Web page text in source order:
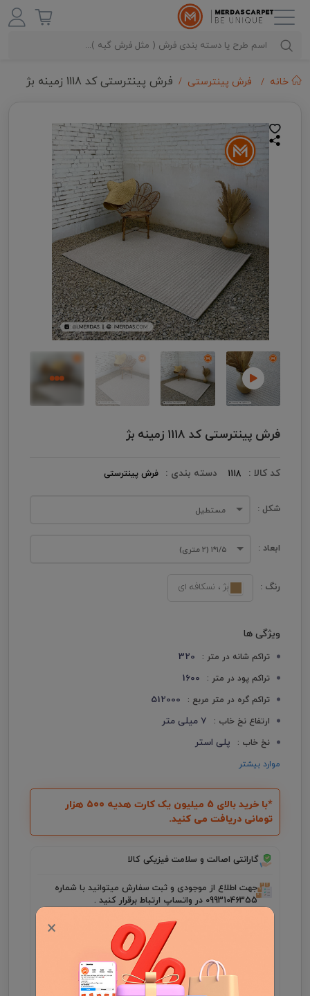
خانه فرش پینترستی فرش پینترستی کد 1118 زمینه بژ
فرش پینترستی کد 1118 زمینه بژ
کد کالا : 1118 دسته بندی : فرش پینترستی
شکل : مستطیل
ابعاد : ۱/۵*۱ (۲ متری)
رنگ : بژ ، نسکافه ای
ویژگی ها
تراکم شانه در متر : 320
تراکم پود در متر : 1600
تراکم گره در متر مربع : 512000
ارتفاع نخ خاب : 7 میلی متر
نخ خاب : پلی استر
موارد بیشتر
*با خرید بالای 5 میلیون یک کارت هدیه ۵۰۰ هزار
تومانی دریافت می کنید.
گارانتی اصالت و سلامت فیزیکی کالا
جهت اطلاع از موجودی و ثبت سفارش میتوانید با شماره
09931046355 در واتساپ ارتباط برقرار کنید .
مدت زمان تحویل فرش، در صورت موجود بودن 3 الی
می باشد.
هزینه ارسال برعهده مشتری
×